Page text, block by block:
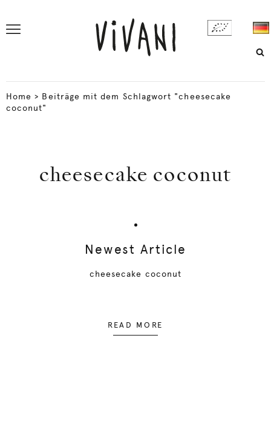
Home > Beiträge mit dem Schlagwort "cheesecake
coconut"
cheesecake coconut
Newest Article
cheesecake coconut
READ MORE